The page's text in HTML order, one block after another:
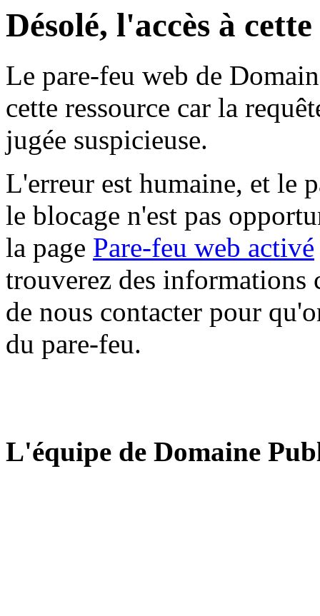
Désolé, l'accès à
Le pare-feu web de
cette ressource car la
jugée suspicieuse.
L'erreur est humaine, et le
le blocage n'est pas
la page Pare-feu web activé
trouverez des informations
de nous contacter pour
du pare-feu.
L'équipe de Domaine